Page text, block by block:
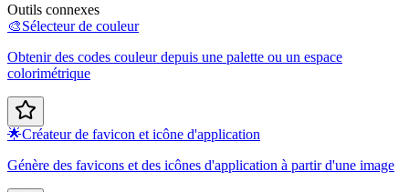
Outils connexes
🎨Sélecteur de couleur
Obtenir des codes couleur depuis une palette ou un espace
colorimétrique
🌟Créateur de favicon et icône d'application
Génère des favicons et des icônes d'application à partir d'une image